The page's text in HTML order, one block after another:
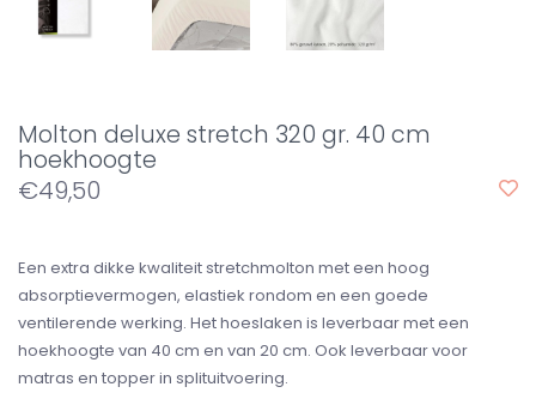
Molton deluxe stretch 320 gr. 40 cm
hoekhoogte
€49,50
Een extra dikke kwaliteit stretchmolton met een hoog
absorptievermogen, elastiek rondom en een goede
ventilerende werking. Het hoeslaken is leverbaar met een
hoekhoogte van 40 cm en van 20 cm. Ook leverbaar voor
matras en topper in splituitvoering.